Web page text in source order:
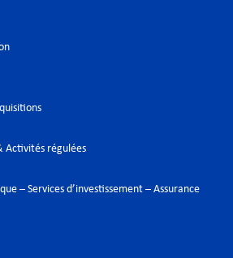
Activités régulées
– Services d’investissement – Assurance